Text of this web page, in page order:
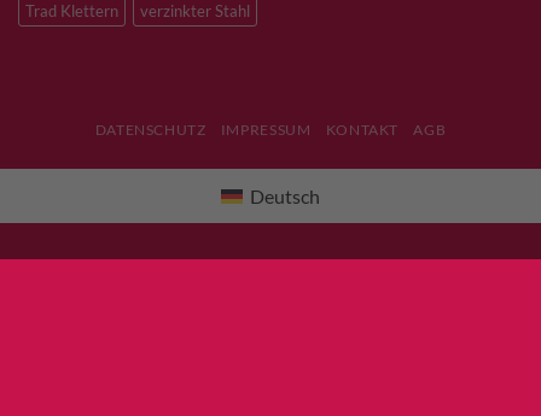
Trad Klettern
verzinkter Stahl
DATENSCHUTZ IMPRESSUM KONTAKT AGB
Deutsch